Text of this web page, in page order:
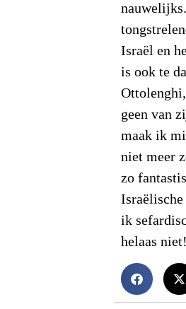
Israël en
is ook te
geen van
maak ik
niet meer
zo
ik
helaas